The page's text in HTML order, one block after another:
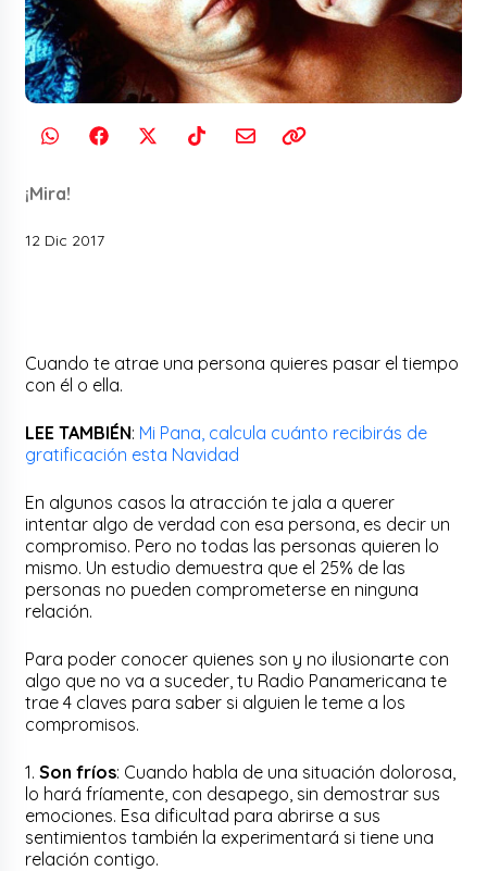
¡Mira!
12 Dic 2017
Cuando te atrae una persona quieres pasar el tiempo
con él o ella.
LEE TAMBIÉN: Mi Pana, calcula cuánto recibirás de
gratificación esta Navidad
En algunos casos la atracción te jala a querer
intentar algo de verdad con esa persona, es decir un
compromiso. Pero no todas las personas quieren lo
mismo. Un estudio demuestra que el 25% de las
personas no pueden comprometerse en ninguna
relación.
Para poder conocer quienes son y no ilusionarte con
algo que no va a suceder, tu Radio Panamericana te
trae 4 claves para saber si alguien le teme a los
compromisos.
1.Son fríos: Cuando habla de una situación dolorosa,
lo hará fríamente, con desapego, sin demostrar sus
emociones. Esa dificultad para abrirse a sus
sentimientos también la experimentará si tiene una
relación contigo.